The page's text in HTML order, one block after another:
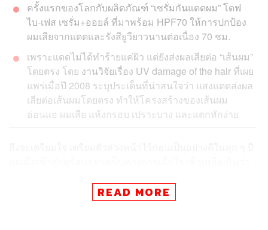
ครั้งแรกของโลกกับผลิตภัณฑ์​ “เซรั่มกันแดดผม” โดฟ
ไบ-เฟส เซรั่ม+ออยล์ ที่มาพร้อม HPF70 ให้การปกป้อง
ผมเสียจากแดดและรังสียูวียาวนานต่อเนื่อง 70 ชม.
เพราะแดดไม่ได้ทำร้ายแค่ผิว แต่ยังส่งผลเสียต่อ “เส้นผม”
โดยตรง โดย งานวิจัยเรื่อง UV damage of the hair ที่เผย
แพร่เมื่อปี 2008 ระบุประเด็นที่น่าสนใจว่า แสงแดดส่งผล
เสียต่อเส้นผมโดยตรง ทำให้โครงสร้างของเส้นผม
อ่อนแอ ผมเสีย แห้งกรอบ เปราะบาง และแตกหักง่าย
ร้อนสูงจนแทบจะหายใจไม่ออกแบบนี้ได้แน่ ๆ
READ MORE